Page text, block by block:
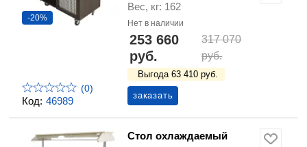
Код: 46989
-20%
(0)
Вес, кг: 162
Нет в наличии
253 660
руб.
317 070
руб.
Выгода 63 410 руб.
заказать
Стол охлаждаемый